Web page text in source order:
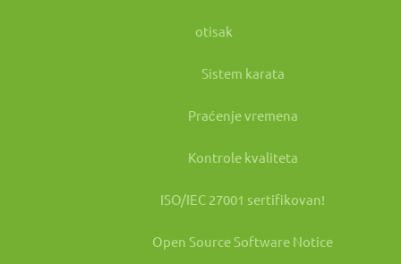
otisak
Sistem karata
Praćenje vremena
Kontrole kvaliteta
ISO/IEC 27001 sertifikovan!
Open Source Software Notice